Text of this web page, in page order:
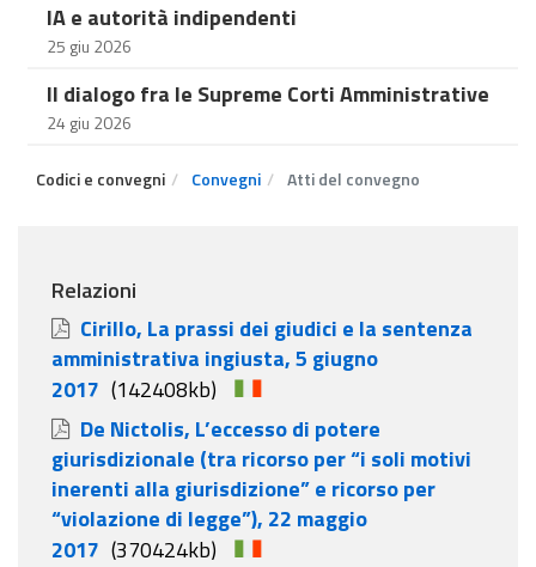
IA e autorità indipendenti
25 giu 2026
Il dialogo fra le Supreme Corti Amministrative
24 giu 2026
Codici e convegni Convegni Atti del convegno
Relazioni
Cirillo, La prassi dei giudici e la sentenza
amministrativa ingiusta, 5 giugno
2017 (142408kb)
De Nictolis, L’eccesso di potere
giurisdizionale (tra ricorso per “i soli motivi
inerenti alla giurisdizione” e ricorso per
“violazione di legge”), 22 maggio
2017 (370424kb)